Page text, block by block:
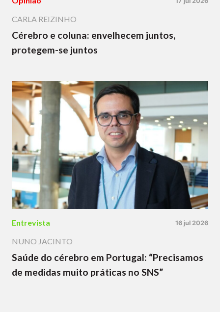
CARLA REIZINHO
Cérebro e coluna: envelhecem juntos,
protegem-se juntos
Entrevista 16 jul 2026
NUNO JACINTO
Saúde do cérebro em Portugal: “Precisamos
de medidas muito práticas no SNS”